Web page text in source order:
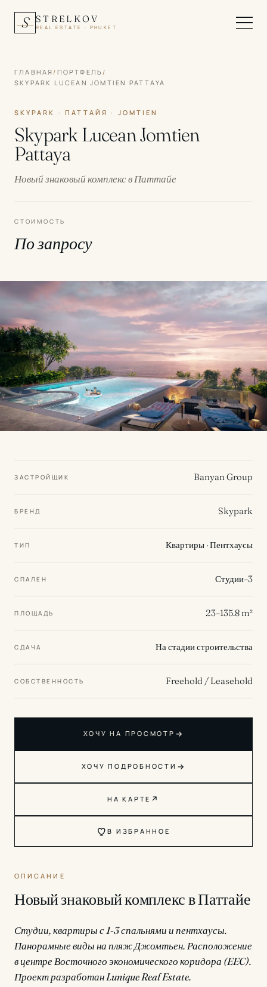
S STRELKOV
REAL ESTATE · PHUKET
ГЛАВНАЯ/ ПОРТФЕЛЬ/
SKYPARK LUCEAN JOMTIEN PATTAYA
SKYPARK · ПАТТАЙЯ · JOMTIEN
Skypark Lucean Jomtien
Pattaya
Новый знаковый комплекс в Паттайе
СТОИМОСТЬ
По запросу
ЗАСТРОЙЩИК Banyan Group
БРЕНД Skypark
ТИП Квартиры · Пентхаусы
СПАЛЕН Студии–3
ПЛОЩАДЬ 23–135.8 m²
СДАЧА На стадии строительства
СОБСТВЕННОСТЬ Freehold / Leasehold
ХОЧУ НА ПРОСМОТР →
ХОЧУ ПОДРОБНОСТИ →
НА КАРТЕ ↗
В ИЗБРАННОЕ
ОПИСАНИЕ
Новый знаковый комплекс в Паттайе
Студии, квартиры с 1-3 спальнями и пентхаусы.
Панорамные виды на пляж Джомтьен. Расположение
в центре Восточного экономического коридора (EEC).
Проект разработан Lunique Real Estate.